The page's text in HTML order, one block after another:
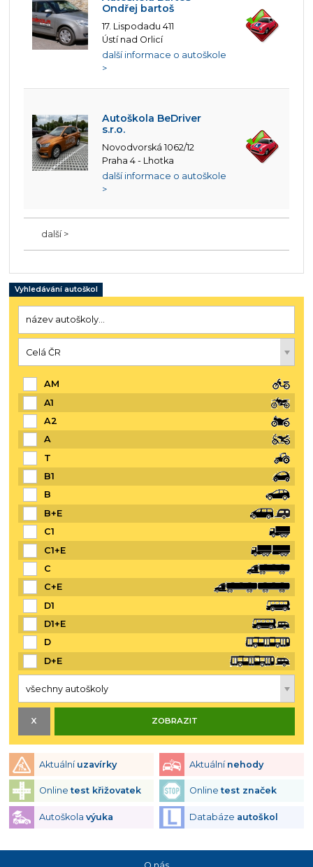
Ondřej bartoš
17. Lispodadu 411
Ústí nad Orlicí
další informace o autoškole
>
Autoškola BeDriver
s.r.o.
Novodvorská 1062/12
Praha 4 - Lhotka
další informace o autoškole
>
další >
Vyhledávání autoškol
AM
A1
A2
A
T
B1
B
B+E
C1
C1+E
C
C+E
D1
D1+E
D
D+E
Aktuální uzavírky Aktuální nehody
Onlinetest křižovatek Onlinetest značek
Autoškola výuka Databáze autoškol